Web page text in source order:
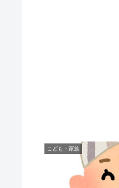
こども・家族